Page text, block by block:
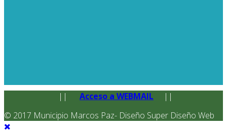
|| Acceso a WEBMAIL
||
© 2017 Municipio Marcos Paz- Diseño Super Diseño Web